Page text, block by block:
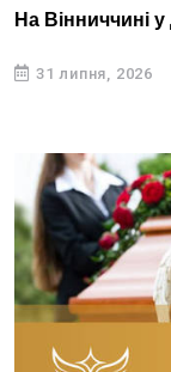
На Вінниччині
31 липня, 2026